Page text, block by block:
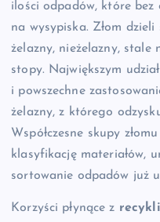
ilości odpadów, które bez
na wysypiska. Złom
żelazny, nieżelazny, stale
stopy. Największym
i powszechne
żelazny, z którego
Współczesne skupy
klasyfikację materiałów,
sortowanie odpadów już u
Korzyści płynące z